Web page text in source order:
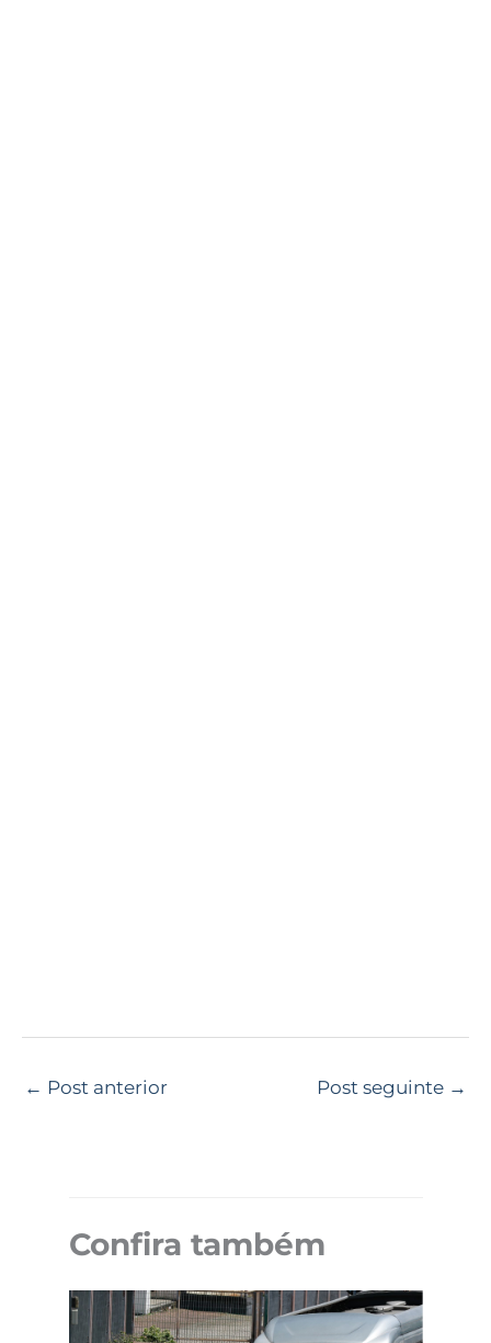
← Post anterior Post seguinte →
Confira também